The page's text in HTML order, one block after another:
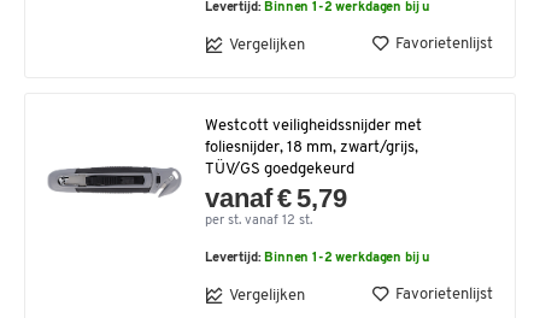
Levertijd:Binnen 1-2 werkdagen bij u
Vergelijken Favorietenlijst
Westcott veiligheidssnijder met
foliesnijder, 18 mm, zwart/grijs,
TÜV/GS goedgekeurd
vanaf € 5,79
per st. vanaf 12 st.
Levertijd:Binnen 1-2 werkdagen bij u
Vergelijken Favorietenlijst